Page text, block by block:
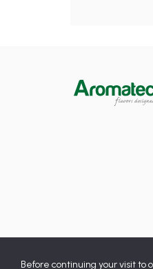
Before continuing your visit